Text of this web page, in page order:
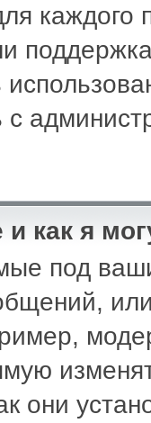
каждого
с
и как я
под
они